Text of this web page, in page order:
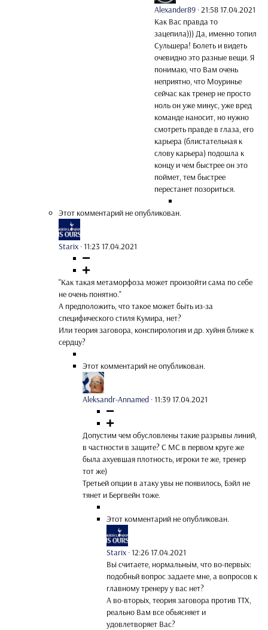
Alexander89 ·21:58 17.04.2021
Как Вас правда то
зацепила))) Да, именно топил
Сульшера! Болеть и видеть
очевидно это разные вещи. Я
понимаю, что Вам очень
неприятно, что Моуринье
сейчас как тренер не просто
ноль он уже минус, уже вред
команде наносит, но нужно
смотреть правде в глаза, его
карьера (блистательная к
слову карьера) подошла к
концу и чем быстрее он это
поймет, тем быстрее
перестанет позориться.
Этот комментарий не опубликован.
Starix ·11:23 17.04.2021
"Как такая метаморфоза может произойти сама по себе
не очень понятно."
А предположить, что такое может бьіть из-за
специфического стиля Кумира, нет?
Или теория заговора, конспирология и др. хуйня ближе к
сердцу?
Этот комментарий не опубликован.
Aleksandr-Annamed ·11:39 17.04.2021
Допустим чем обусловлены такие разрывы линий,
в частности в защите? С МС в первом круге же
была ахуевшая плотность, игроки те же, тренер
тот же)
Третьей опции в атаку увы не появилось, Бэйл не
тянет и Бергвейн тоже.
Этот комментарий не опубликован.
Starix ·12:26 17.04.2021
Вьі считаете, нормальньім, что во-первьіх:
подобньй вопрос задаете мне, а вопросов к
главному тренеру у вас нет?
А во-вторьіх, теория заговора против ТТХ,
реально Вам все обьясняет и
удовлетворяет Вас?